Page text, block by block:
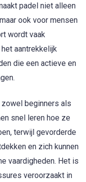
padel niet alleen
ook voor mensen
wordt vaak
aantrekkelijk
die een actieve en
beginners als
snel leren hoe ze
terwijl gevorderde
en zich kunnen
vaardigheden. Het is
veroorzaakt in